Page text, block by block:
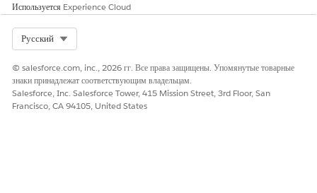
Используется Experience Cloud
Русский
© salesforce.com, inc., 2026 гг. Все права защищены. Упомянутые товарные
знаки принадлежат соответствующим владельцам.
Salesforce, Inc. Salesforce Tower, 415 Mission Street, 3rd Floor, San
Francisco, CA 94105, United States